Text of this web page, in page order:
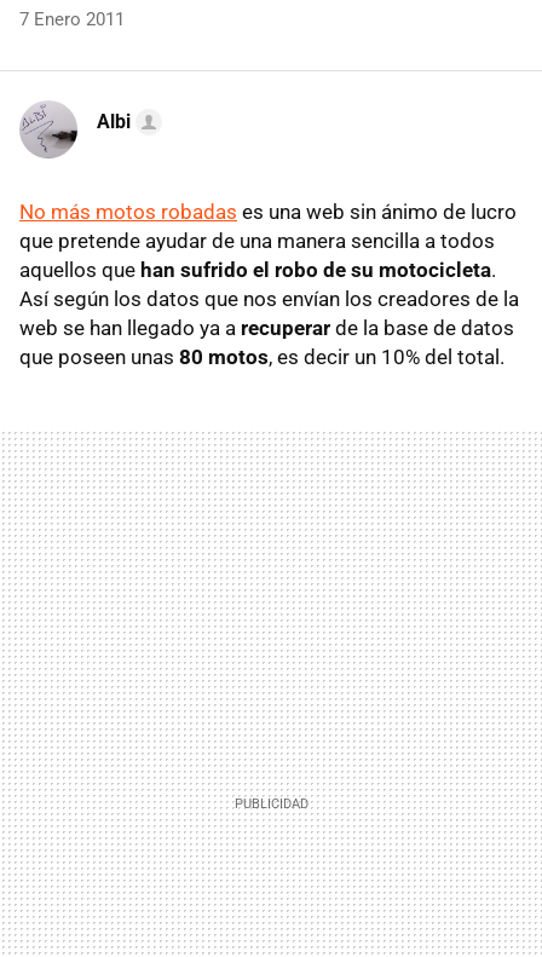
7 Enero 2011
Albi
No más motos robadas es una web sin ánimo de lucro
que pretende ayudar de una manera sencilla a todos
aquellos que han sufrido el robo de su motocicleta.
Así según los datos que nos envían los creadores de la
web se han llegado ya a recuperar de la base de datos
que poseen unas 80 motos, es decir un 10% del total.